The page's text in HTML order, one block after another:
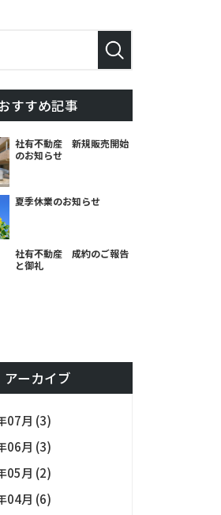
すすめ記事
社有不動産 新規販売開始
のお知らせ
夏季休業のお知らせ
社有不動産 成約のご報告
と御礼
アーカイブ
07月 (3)
06月 (3)
05月 (2)
04月 (6)